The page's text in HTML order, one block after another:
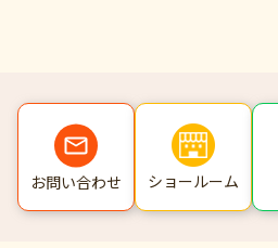
お問い合わせ ショールーム